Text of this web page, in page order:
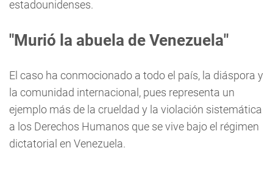
estadounidenses.
"Murió la abuela de Venezuela"
El caso ha conmocionado a todo el país, la diáspora y
la comunidad internacional, pues representa un
ejemplo más de la crueldad y la violación sistemática
a los Derechos Humanos que se vive bajo el régimen
dictatorial en Venezuela.